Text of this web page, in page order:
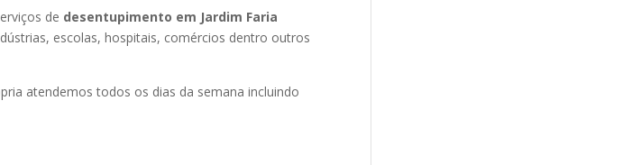
de desentupimento em Jardim Faria
escolas, hospitais, comércios dentro outros
atendemos todos os dias da semana incluindo